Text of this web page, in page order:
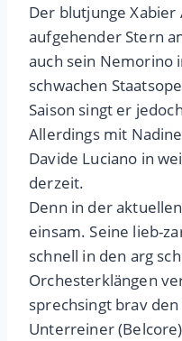
Der blutjunge
aufgehender Stern
auch sein Nemorino
schwachen
Saison singt er
Allerdings mit
Davide Luciano in
derzeit.
Denn in der
einsam. Seine lieb-
schnell in den arg
Orchesterklängen
sprechsingt brav
Unterreiner